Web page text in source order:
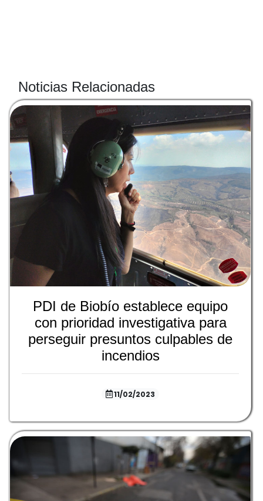
Noticias Relacionadas
PDI de Biobío establece equipo
con prioridad investigativa para
perseguir presuntos culpables de
incendios
11/02/2023